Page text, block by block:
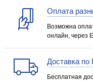
Оплата
Возможна
онлайн, через
Доставка по
Бесплатная